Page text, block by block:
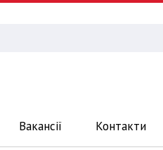
Вакансії Контакти